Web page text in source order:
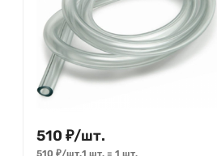
510 ₽/шт.
510 ₽/шт.1 шт. = 1 шт.